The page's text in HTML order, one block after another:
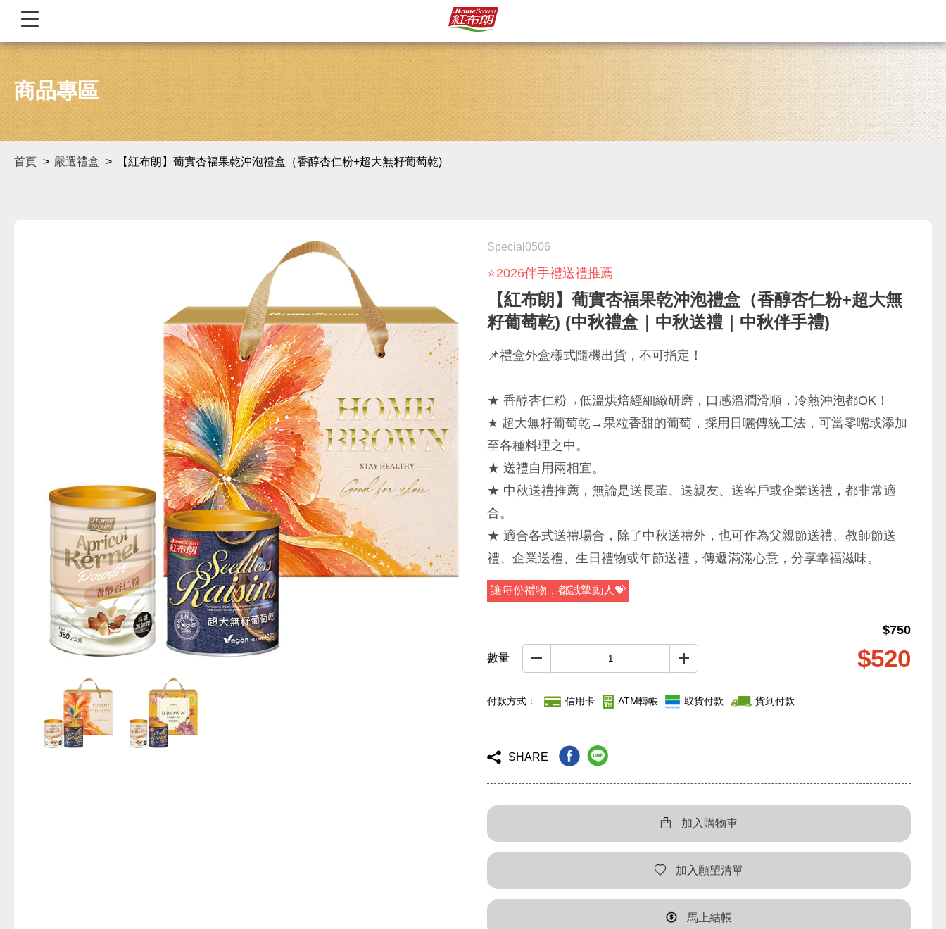
商品專區
首頁 嚴選禮盒 【紅布朗】葡實杏福果乾沖泡禮盒（香醇杏仁粉+超大無籽葡萄乾)
Special0506
⭐2026伴手禮送禮推薦
【紅布朗】葡實杏福果乾沖泡禮盒（香醇杏仁粉+超大無
籽葡萄乾) (中秋禮盒｜中秋送禮｜中秋伴手禮)
📌禮盒外盒樣式隨機出貨，不可指定！
★ 香醇杏仁粉→低溫烘焙經細緻研磨，口感溫潤滑順，冷熱沖泡都OK！
★ 超大無籽葡萄乾→果粒香甜的葡萄，採用日曬傳統工法，可當零嘴或添加
至各種料理之中。
★ 送禮自用兩相宜。
★ 中秋送禮推薦，無論是送長輩、送親友、送客戶或企業送禮，都非常適
合。
★ 適合各式送禮場合，除了中秋送禮外，也可作為父親節送禮、教師節送
禮、企業送禮、生日禮物或年節送禮，傳遞滿滿心意，分享幸福滋味。
讓每份禮物，都誠摯動人💝
數量
$750
$520
付款方式： 信用卡 ATM轉帳 取貨付款 貨到付款
SHARE
加入購物車
加入願望清單
馬上結帳